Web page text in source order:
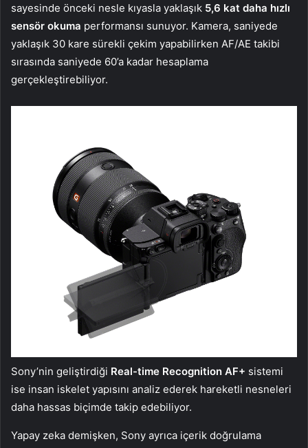
sayesinde önceki nesle kıyasla yaklaşık 5,6 kat daha hızlı
sensör okuma performansı sunuyor. Kamera, saniyede
yaklaşık 30 kare sürekli çekim yapabilirken AF/AE takibi
sırasında saniyede 60’a kadar hesaplama
gerçekleştirebiliyor.
Sony’nin geliştirdiği Real-time Recognition AF+ sistemi
ise insan iskelet yapısını analiz ederek hareketli nesneleri
daha hassas biçimde takip edebiliyor.
Yapay zeka demişken, Sony ayrıca içerik doğrulama